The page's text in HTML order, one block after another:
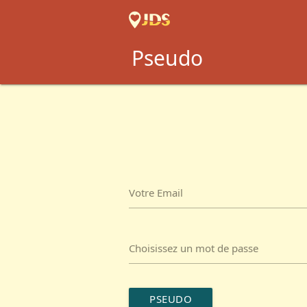
Pseudo
Votre Email
Choisissez un mot de passe
PSEUDO